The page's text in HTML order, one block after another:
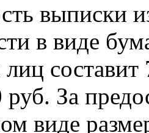
выписки
в виде
За
виде